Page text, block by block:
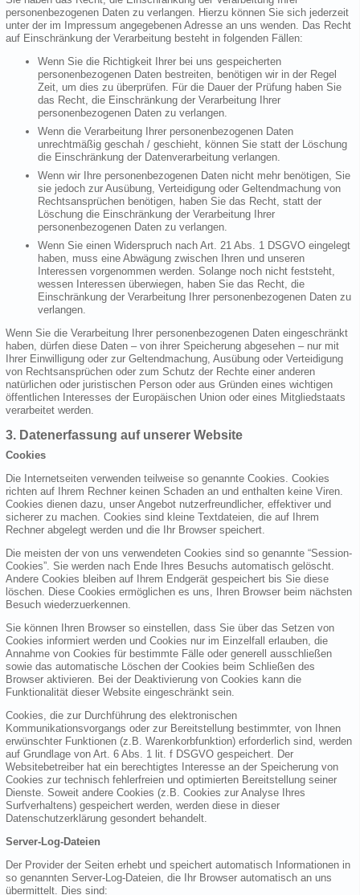
personenbezogenen Daten zu verlangen. Hierzu können Sie sich jederzeit
unter der im Impressum angegebenen Adresse an uns wenden. Das Recht
auf Einschränkung der Verarbeitung besteht in folgenden Fällen:
Wenn Sie die Richtigkeit Ihrer bei uns gespeicherten
personenbezogenen Daten bestreiten, benötigen wir in der Regel
Zeit, um dies zu überprüfen. Für die Dauer der Prüfung haben Sie
das Recht, die Einschränkung der Verarbeitung Ihrer
personenbezogenen Daten zu verlangen.
Wenn die Verarbeitung Ihrer personenbezogenen Daten
unrechtmäßig geschah / geschieht, können Sie statt der Löschung
die Einschränkung der Datenverarbeitung verlangen.
Wenn wir Ihre personenbezogenen Daten nicht mehr benötigen, Sie
sie jedoch zur Ausübung, Verteidigung oder Geltendmachung von
Rechtsansprüchen benötigen, haben Sie das Recht, statt der
Löschung die Einschränkung der Verarbeitung Ihrer
personenbezogenen Daten zu verlangen.
Wenn Sie einen Widerspruch nach Art. 21 Abs. 1 DSGVO eingelegt
haben, muss eine Abwägung zwischen Ihren und unseren
Interessen vorgenommen werden. Solange noch nicht feststeht,
wessen Interessen überwiegen, haben Sie das Recht, die
Einschränkung der Verarbeitung Ihrer personenbezogenen Daten zu
verlangen.
Wenn Sie die Verarbeitung Ihrer personenbezogenen Daten eingeschränkt
haben, dürfen diese Daten – von ihrer Speicherung abgesehen – nur mit
Ihrer Einwilligung oder zur Geltendmachung, Ausübung oder Verteidigung
von Rechtsansprüchen oder zum Schutz der Rechte einer anderen
natürlichen oder juristischen Person oder aus Gründen eines wichtigen
öffentlichen Interesses der Europäischen Union oder eines Mitgliedstaats
verarbeitet werden.
3. Datenerfassung auf unserer Website
Cookies
Die Internetseiten verwenden teilweise so genannte Cookies. Cookies
richten auf Ihrem Rechner keinen Schaden an und enthalten keine Viren.
Cookies dienen dazu, unser Angebot nutzerfreundlicher, effektiver und
sicherer zu machen. Cookies sind kleine Textdateien, die auf Ihrem
Rechner abgelegt werden und die Ihr Browser speichert.
Die meisten der von uns verwendeten Cookies sind so genannte “Session-
Cookies”. Sie werden nach Ende Ihres Besuchs automatisch gelöscht.
Andere Cookies bleiben auf Ihrem Endgerät gespeichert bis Sie diese
löschen. Diese Cookies ermöglichen es uns, Ihren Browser beim nächsten
Besuch wiederzuerkennen.
Sie können Ihren Browser so einstellen, dass Sie über das Setzen von
Cookies informiert werden und Cookies nur im Einzelfall erlauben, die
Annahme von Cookies für bestimmte Fälle oder generell ausschließen
sowie das automatische Löschen der Cookies beim Schließen des
Browser aktivieren. Bei der Deaktivierung von Cookies kann die
Funktionalität dieser Website eingeschränkt sein.
Cookies, die zur Durchführung des elektronischen
Kommunikationsvorgangs oder zur Bereitstellung bestimmter, von Ihnen
erwünschter Funktionen (z.B. Warenkorbfunktion) erforderlich sind, werden
auf Grundlage von Art. 6 Abs. 1 lit. f DSGVO gespeichert. Der
Websitebetreiber hat ein berechtigtes Interesse an der Speicherung von
Cookies zur technisch fehlerfreien und optimierten Bereitstellung seiner
Dienste. Soweit andere Cookies (z.B. Cookies zur Analyse Ihres
Surfverhaltens) gespeichert werden, werden diese in dieser
Datenschutzerklärung gesondert behandelt.
Server-Log-Dateien
Der Provider der Seiten erhebt und speichert automatisch Informationen in
so genannten Server-Log-Dateien, die Ihr Browser automatisch an uns
übermittelt. Dies sind: